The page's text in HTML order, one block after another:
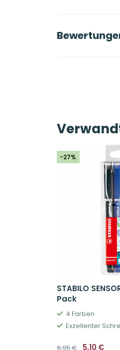
-27%
STABILO
Pack
4 Farben
Exzellenter
6,95€ 5,10€